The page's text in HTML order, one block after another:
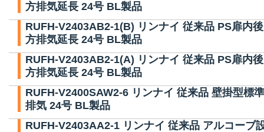
方排気延長 24号 BL製品
RUFH-V2403AB2-1(B) リンナイ 従来品 PS扉内後
方排気延長 24号 BL製品
RUFH-V2403AB2-1(A) リンナイ 従来品 PS扉内後
方排気延長 24号 BL製品
RUFH-V2400SAW2-6 リンナイ 従来品 壁掛型標準
排気 24号 BL製品
RUFH-V2403AA2-1 リンナイ 従来品 アルコーブ